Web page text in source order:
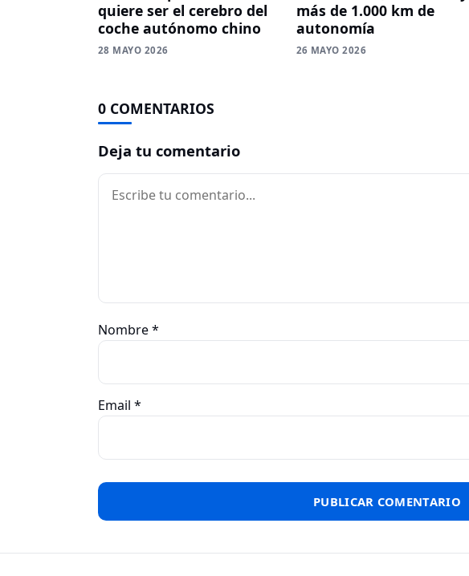
quiere ser el cerebro del
coche autónomo chino
28 MAYO 2026
más de 1.000 km de
autonomía
26 MAYO 2026
0 COMENTARIOS
Deja tu comentario
Comentario
Nombre*
Email *